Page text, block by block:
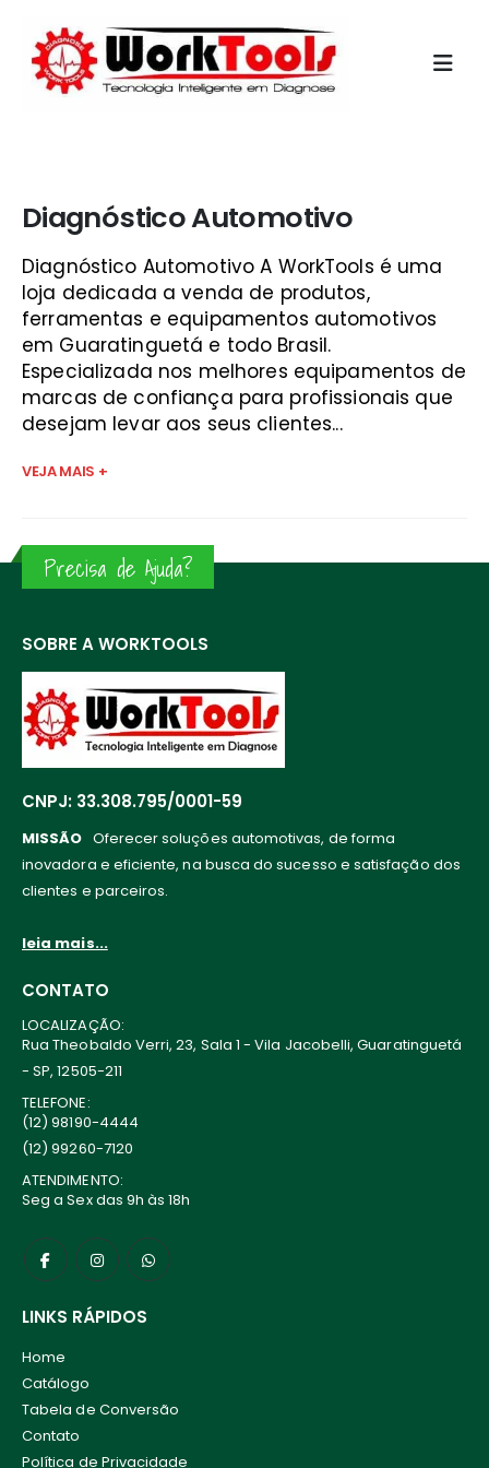
Diagnóstico Automotivo
Diagnóstico Automotivo A WorkTools é uma
loja dedicada a venda de produtos,
ferramentas e equipamentos automotivos
em Guaratinguetá e todo Brasil.
Especializada nos melhores equipamentos de
marcas de confiança para profissionais que
desejam levar aos seus clientes...
VEJA MAIS +
Precisa de Ajuda?
SOBRE A WORKTOOLS
CNPJ: 33.308.795/0001-59
MISSÃO Oferecer soluções automotivas, de forma
inovadora e eficiente, na busca do sucesso e satisfação dos
clientes e parceiros.
leia mais...
CONTATO
LOCALIZAÇÃO:
Rua Theobaldo Verri, 23, Sala 1 - Vila Jacobelli, Guaratinguetá
- SP, 12505-211
TELEFONE:
(12) 98190-4444
(12) 99260-7120
ATENDIMENTO:
Seg a Sex das 9h às 18h
LINKS RÁPIDOS
Home
Catálogo
Tabela de Conversão
Contato
Política de Privacidade